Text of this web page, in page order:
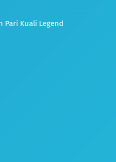
Pari Kuali Legend